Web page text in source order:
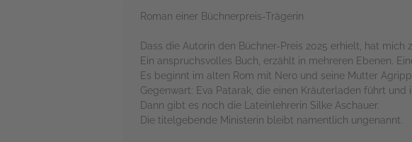
Roman einer Büchnerpreis-Trägerin
Dass die Autorin den Büchner-Preis 2025 erhielt, hat mich
Ein anspruchsvolles Buch, erzählt in mehreren Ebenen.
Es beginnt im alten Rom mit Nero und seine Mutter
Gegenwart: Eva Patarak, die einen Kräuterladen führt und
Dann gibt es noch die Lateinlehrerin Silke Aschauer.
Die titelgebende Ministerin bleibt namentlich ungenannt.